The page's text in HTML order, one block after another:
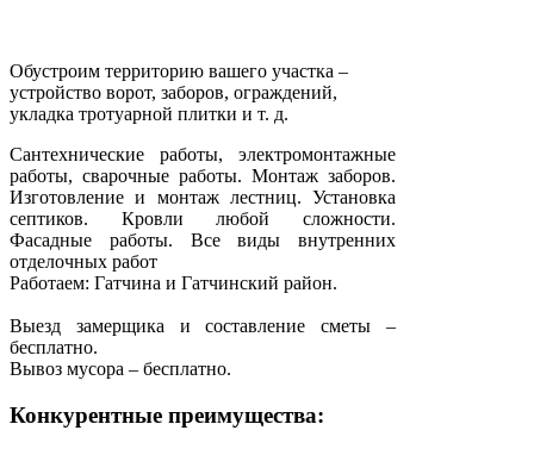
Обустроим территорию вашего участка –
устройство ворот, заборов, ограждений,
укладка тротуарной плитки и т. д.
Сантехнические работы, электромонтажные
работы, сварочные работы. Монтаж заборов.
Изготовление и монтаж лестниц. Установка
септиков. Кровли любой сложности.
Фасадные работы. Все виды внутренних
отделочных работ
Работаем: Гатчина и Гатчинский район.
Выезд замерщика и составление сметы –
бесплатно.
Вывоз мусора – бесплатно.
Конкурентные преимущества: